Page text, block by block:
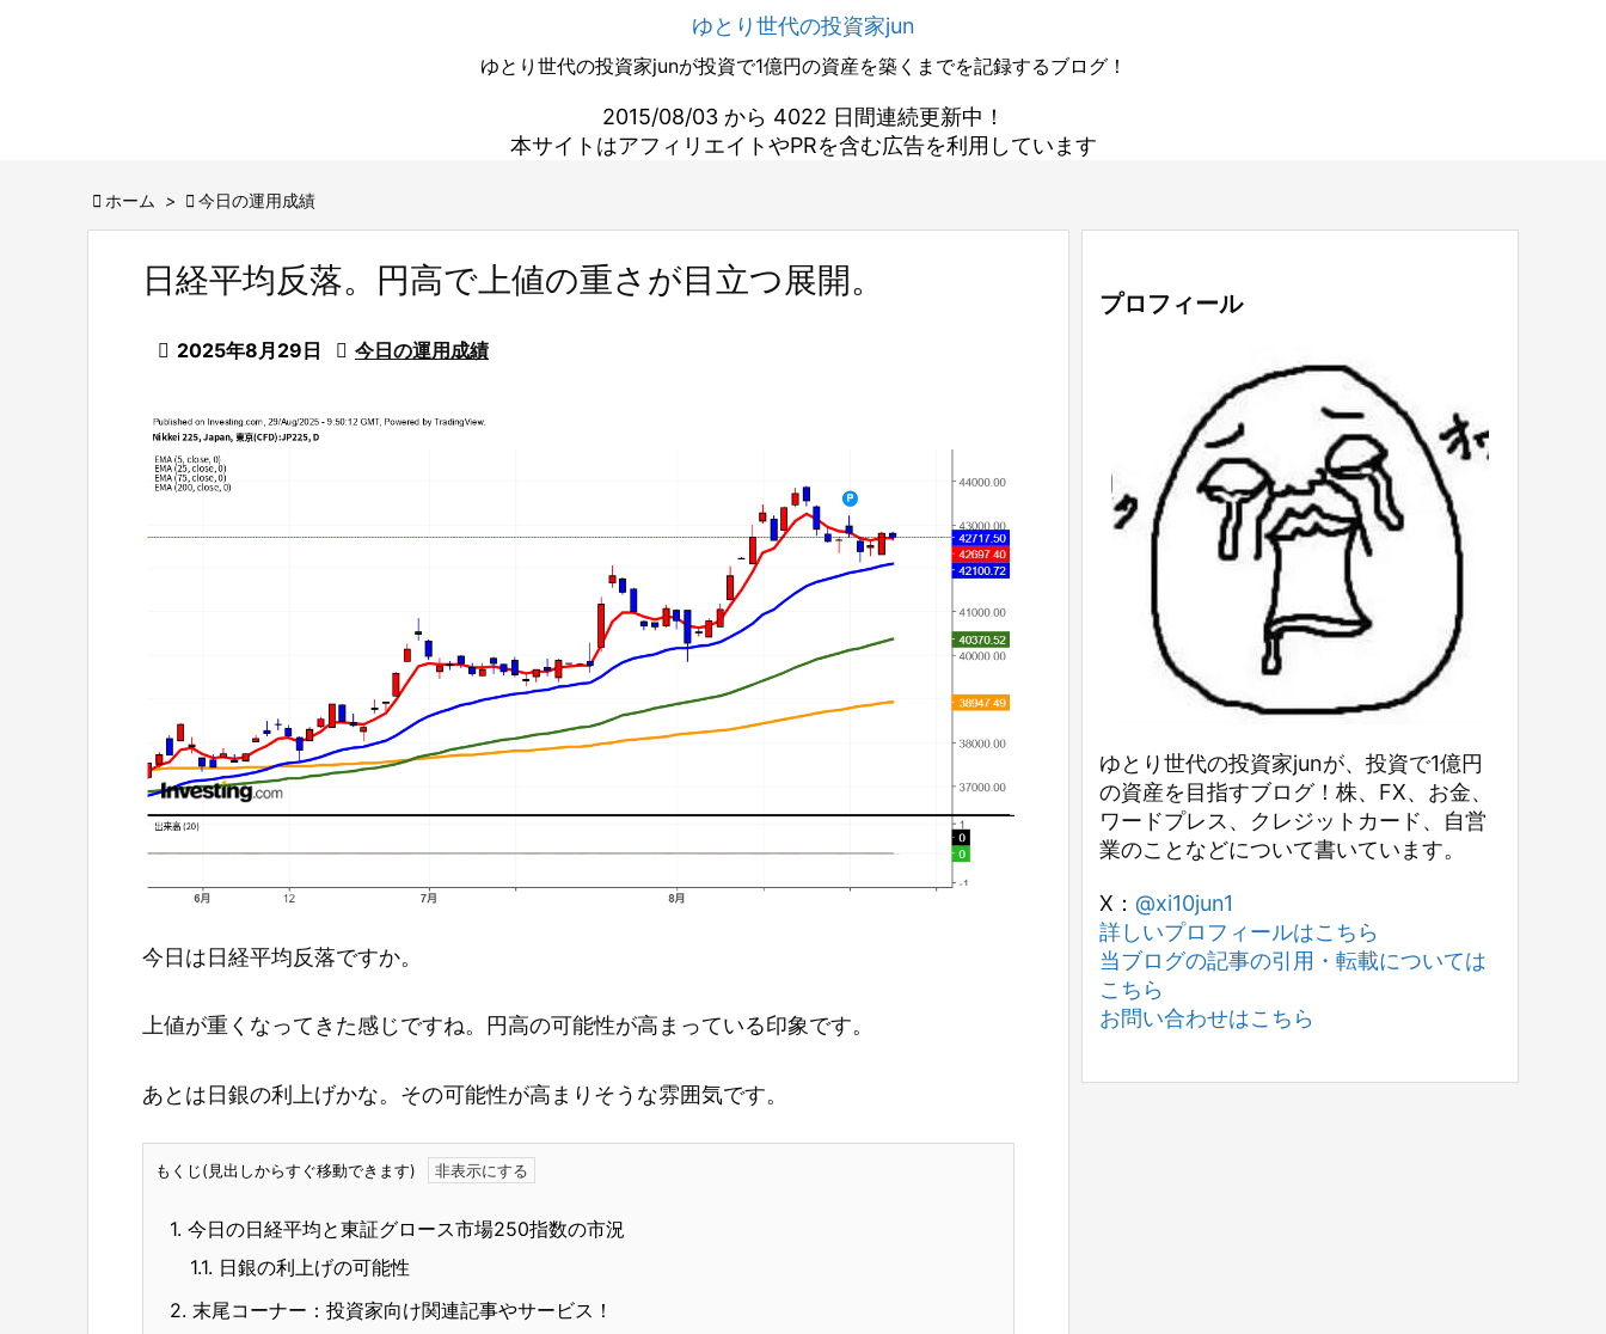
ゆとり世代の投資家jun
ゆとり世代の投資家junが投資で1億円の資産を築くまでを記録するブログ！
2015/08/03 から 4022 日間連続更新中！
本サイトはアフィリエイトやPRを含む広告を利用しています
 ホーム >  今日の運用成績
日経平均反落。円高で上値の重さが目立つ展開。
 2025年8月29日  今日の運用成績
今日は日経平均反落ですか。
上値が重くなってきた感じですね。円高の可能性が高まっている印象です。
あとは日銀の利上げかな。その可能性が高まりそうな雰囲気です。
もくじ(見出しからすぐ移動できます)
1. 今日の日経平均と東証グロース市場250指数の市況
1.1. 日銀の利上げの可能性
2. 末尾コーナー：投資家向け関連記事やサービス！
プロフィール
ゆとり世代の投資家junが、投資で1億円
の資産を目指すブログ！株、FX、お金、
ワードプレス、クレジットカード、自営
業のことなどについて書いています。
X： @xi10jun1
詳しいプロフィールはこちら
当ブログの記事の引用・転載については
こちら
お問い合わせはこちら